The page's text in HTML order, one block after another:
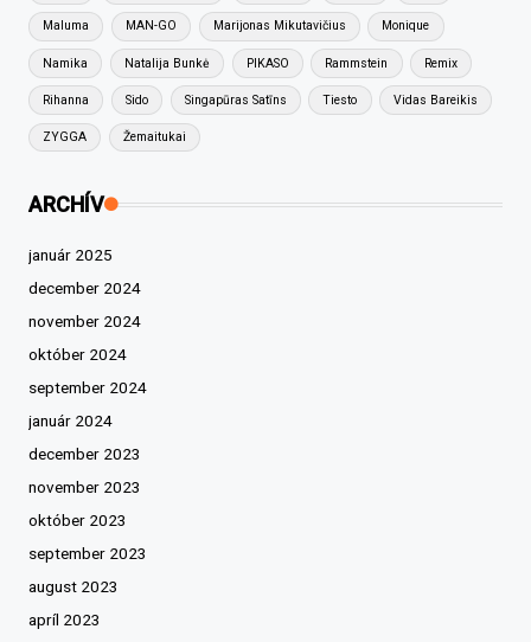
Maluma MAN-GO Marijonas Mikutavičius Monique
Namika Natalija Bunkė PIKASO Rammstein Remix
Rihanna Sido Singapūras Satīns Tiesto Vidas Bareikis
ZYGGA Žemaitukai
ARCHÍV
január 2025
december 2024
november 2024
október 2024
september 2024
január 2024
december 2023
november 2023
október 2023
september 2023
august 2023
apríl 2023